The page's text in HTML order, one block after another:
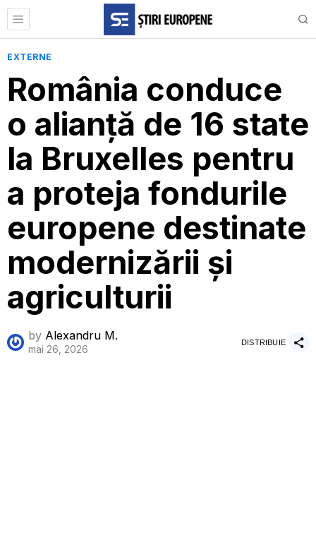
EXTERNE
România conduce
o alianță de 16 state
la Bruxelles pentru
a proteja fondurile
europene destinate
modernizării și
agriculturii
by Alexandru M.
mai 26, 2026
DISTRIBUIE